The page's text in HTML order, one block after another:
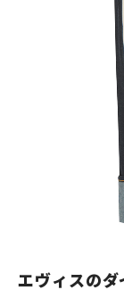
エヴィスの